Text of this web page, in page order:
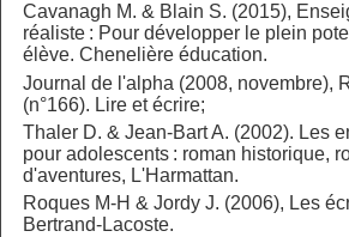
Cavanagh M. & Blain S. (2015),
réaliste : Pour développer le plein
élève. Chenelière éducation.
Journal de l'alpha (2008, novembre),
(n°166). Lire et écrire;
Thaler D. & Jean-Bart A. (2002). Les
pour adolescents : roman historique,
d'aventures, L'Harmattan.
Roques M-H & Jordy J. (2006), Les
Bertrand-Lacoste.